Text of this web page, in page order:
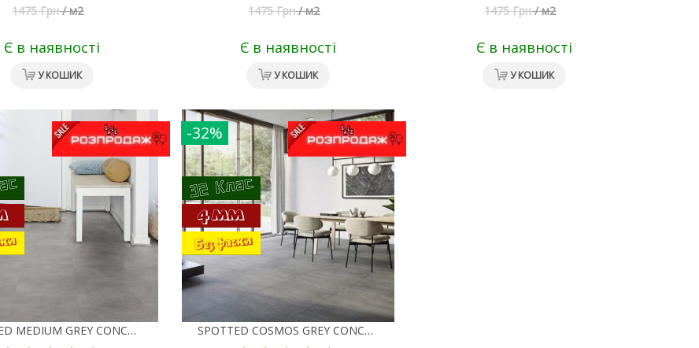
1475 Грн /м2
Є в наявності
У КОШИК
1475 Грн /м2
Є в наявності
У КОШИК
1475 Грн /м2
Є в наявності
У КОШИК
SPOTTED MEDIUM GREY CONCRETE 40197 ВІНІЛ UNILIN CLASSIC PLANK CLICK SPOTTED COSMOS GREY CONCRETE 40198 ВІНІЛ UNILIN CLASSIC PLANK CLICK
-32%